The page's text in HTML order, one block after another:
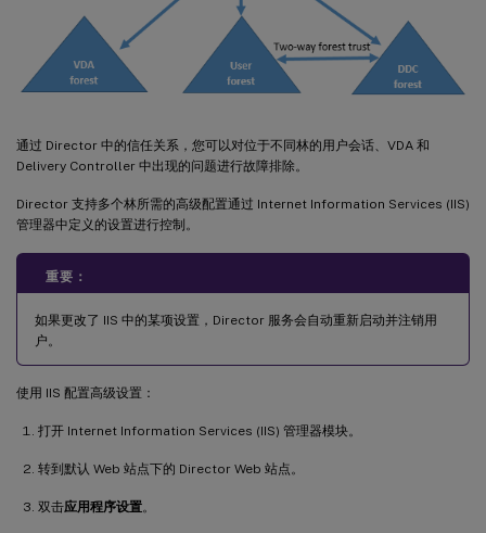
通过 Director 中的信任关系，您可以对位于不同林的用户会话、VDA 和
Delivery Controller 中出现的问题进行故障排除。
Director 支持多个林所需的高级配置通过 Internet Information Services (IIS)
管理器中定义的设置进行控制。
重要：
如果更改了 IIS 中的某项设置，Director 服务会自动重新启动并注销用
户。
使用 IIS 配置高级设置：
打开 Internet Information Services (IIS) 管理器模块。
转到默认 Web 站点下的 Director Web 站点。
双击应用程序设置。